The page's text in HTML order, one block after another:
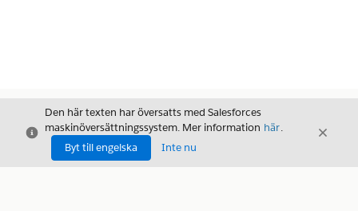
Stäng
Den här texten har översatts med Salesforces
maskinöversättningssystem. Mer information här.
Byt till engelska
Inte nu
Stäng